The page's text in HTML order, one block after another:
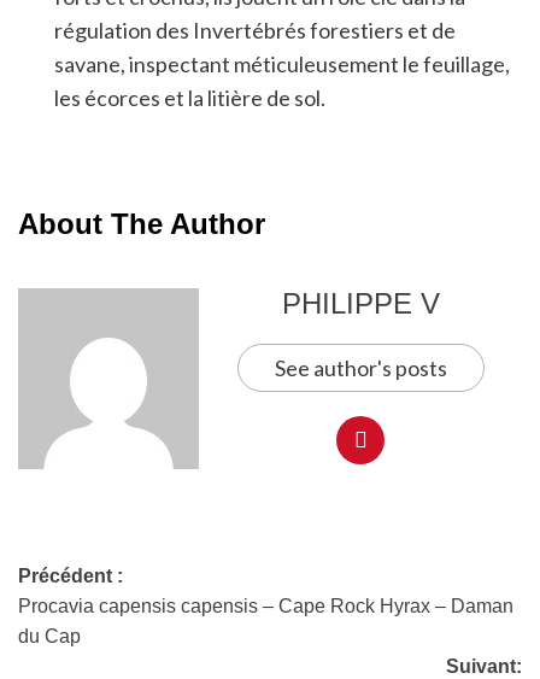
régulation des Invertébrés forestiers et de
savane, inspectant méticuleusement le feuillage,
les écorces et la litière de sol.
About The Author
PHILIPPE V
See author's posts
Précédent :
Procavia capensis capensis – Cape Rock Hyrax – Daman
du Cap
Suivant: